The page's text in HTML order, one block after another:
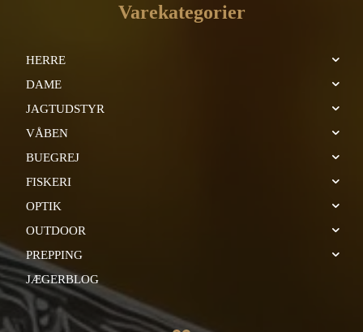
Varekategorier
HERRE
DAME
JAGTUDSTYR
VÅBEN
BUEGREJ
FISKERI
OPTIK
OUTDOOR
PREPPING
JÆGERBLOG